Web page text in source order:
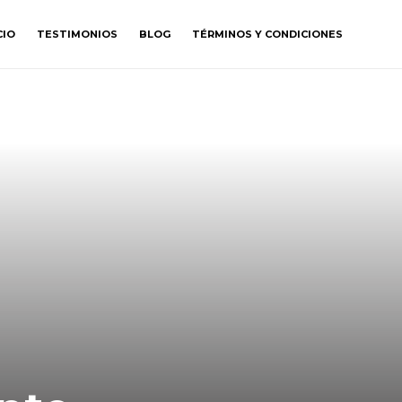
TESTIMONIOS BLOG TÉRMINOS Y CONDICIONES